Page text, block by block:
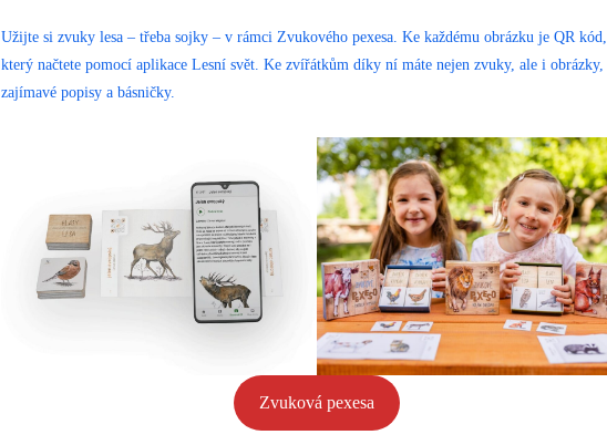
Užijte si zvuky lesa – třeba sojky – v rámci Zvukového pexesa. Ke každému obrázku je QR kód,
který načtete pomocí aplikace Lesní svět. Ke zvířátkům díky ní máte nejen zvuky, ale i obrázky,
zajímavé popisy a básničky.
Zvuková pexesa